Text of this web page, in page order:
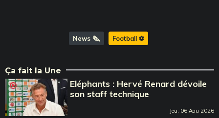
News 🗞️ Football ⚽️
Ça fait la Une
Eléphants : Hervé Renard dévoile
son staff technique
Jeu, 06 Aou 2026